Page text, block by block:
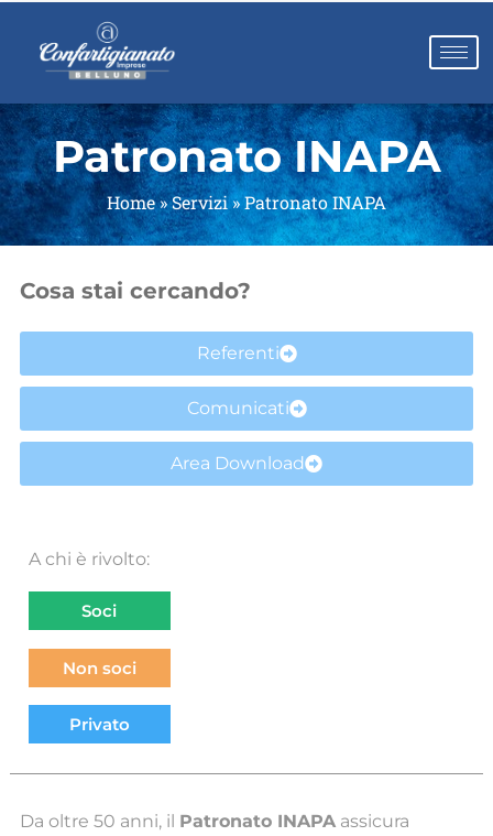
Patronato INAPA
Home»Servizi»Patronato INAPA
Cosa stai cercando?
Referenti
Comunicati
Area Download
A chi è rivolto:
Soci
Non soci
Privato
Da oltre 50 anni, il Patronato INAPAassicura